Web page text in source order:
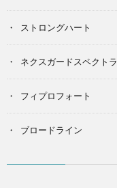
ストロングハート
ネクスガードスペクトラ
フィプロフォート
ブロードライン